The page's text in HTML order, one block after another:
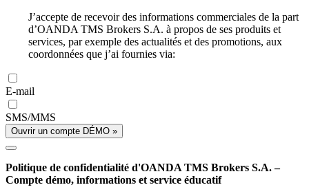
J’accepte de recevoir des informations commerciales de la part
d’OANDA TMS Brokers S.A. à propos de ses produits et
services, par exemple des actualités et des promotions, aux
coordonnées que j’ai fournies via:
E-mail
SMS/MMS
Ouvrir un compte DÉMO »
Politique de confidentialité d'OANDA TMS Brokers S.A. –
Compte démo, informations et service éducatif